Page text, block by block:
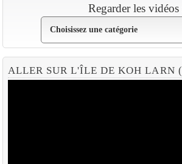
Regarder les vidéos
ALLER SUR L'ÎLE DE KOH LARN